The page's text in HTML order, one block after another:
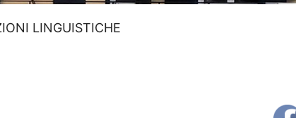
LINGUISTICHE